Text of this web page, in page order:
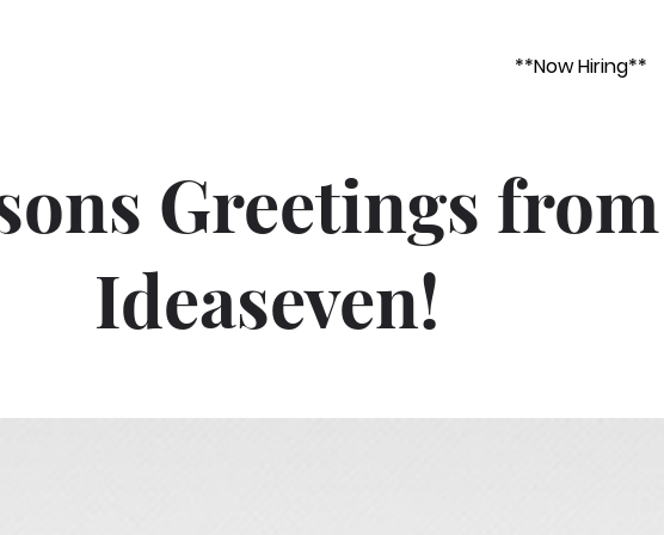
**Now Hiring**
Greetings from
Ideaseven!